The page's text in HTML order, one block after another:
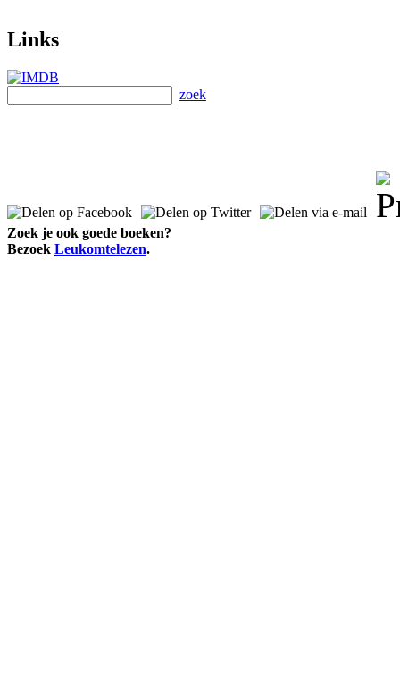
Links
zoek
Zoek je ook goede boeken?
Bezoek Leukomtelezen.